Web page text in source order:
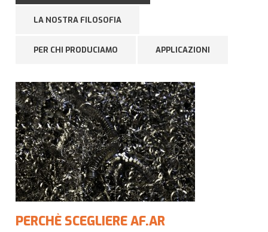
LA NOSTRA FILOSOFIA
PER CHI PRODUCIAMO APPLICAZIONI
PERCHÈ SCEGLIERE AF.AR